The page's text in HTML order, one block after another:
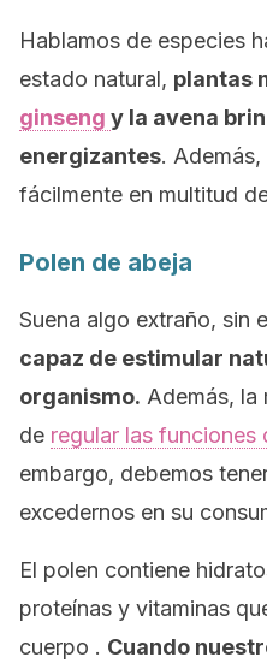
Hablamos de especies
estado natural, plantas
ginseng y la avena
energizantes.
fácilmente en multitud
Polen de abeja
Suena algo extraño, sin
capaz de estimular
organismo. Además, la
de regular las funciones
embargo, debemos
excedernos en su
El polen contiene
proteínas y vitaminas
cuerpo . Cuando